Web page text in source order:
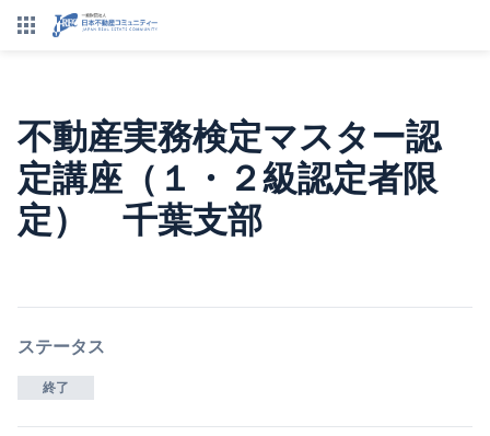
不動産実務検定マスター認
定講座（１・２級認定者限
定） 千葉支部
ステータス
終了